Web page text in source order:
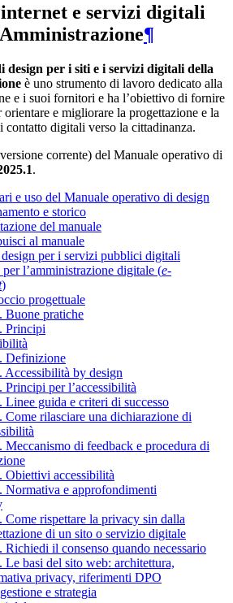
e servizi digitali
¶
per i siti e i servizi digitali della
è uno strumento di lavoro dedicato alla
e i suoi fornitori e ha l’obiettivo di fornire
e migliorare la progettazione e la
contatto digitali verso la cittadinanza.
corrente) del Manuale operativo di
.
e uso del Manuale operativo di design
e storico
del manuale
al manuale
per i servizi pubblici digitali
l’amministrazione digitale (e-
)
progettuale
Buone pratiche
Principi
Definizione
Accessibilità by design
Principi per l’accessibilità
Linee guida e criteri di successo
Come rilasciare una dichiarazione di
Meccanismo di feedback e procedura di
Obiettivi accessibilità
Normativa e approfondimenti
Come rispettare la privacy sin dalla
di un sito o servizio digitale
Richiedi il consenso quando necessario
Le basi del sito web: architettura,
privacy, riferimenti DPO
e strategia